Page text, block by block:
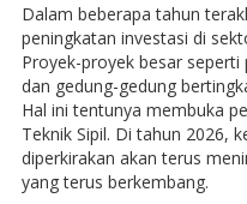
Dalam beberapa tahun
peningkatan investasi di
Proyek-proyek besar
dan gedung-gedung
Hal ini tentunya membuka
Teknik Sipil. Di tahun 2026,
diperkirakan akan terus
yang terus berkembang.